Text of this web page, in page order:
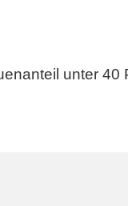
unter 40